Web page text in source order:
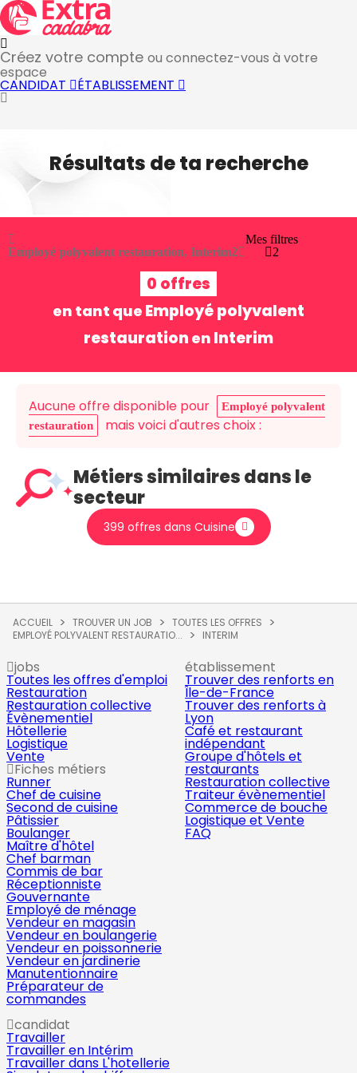
Créez votre compte ou connectez-vous à votre
espace
CANDIDAT ÉTABLISSEMENT
Résultats de ta recherche
Employé polyvalent restauration, Interim2
Mes filtres
2
0 offres
en tant que Employé polyvalent
restauration en Interim
Aucune offre disponible pour
Employé polyvalent
restauration
mais voici d'autres choix :
Métiers similaires dans le
secteur
399 offres dans Cuisine
ACCUEIL TROUVER UN JOB
TOUTES LES OFFRES
EMPLOYÉ POLYVALENT RESTAURATIO...
INTERIM
jobs
Toutes les offres d'emploi
Restauration
Restauration collective
Évènementiel
Hôtellerie
Logistique
Vente
Fiches métiers
Runner
Chef de cuisine
Second de cuisine
Pâtissier
Boulanger
Maître d'hôtel
Chef barman
Commis de bar
Réceptionniste
Gouvernante
Employé de ménage
Vendeur en magasin
Vendeur en boulangerie
Vendeur en poissonnerie
Vendeur en jardinerie
Manutentionnaire
Préparateur de
commandes
établissement
Trouver des renforts en
Île-de-France
Trouver des renforts à
Lyon
Café et restaurant
indépendant
Groupe d'hôtels et
restaurants
Restauration collective
Traiteur évènementiel
Commerce de bouche
Logistique et Vente
FAQ
candidat
Travailler
Travailler en Intérim
Travailler dans L'hotellerie